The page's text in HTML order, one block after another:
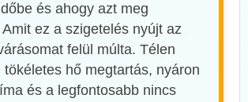
és ahogy azt meg
ez a szigetelés nyújt az
felül múlta. Télen
tökéletes hő megtartás, nyáron
és a legfontosabb nincs